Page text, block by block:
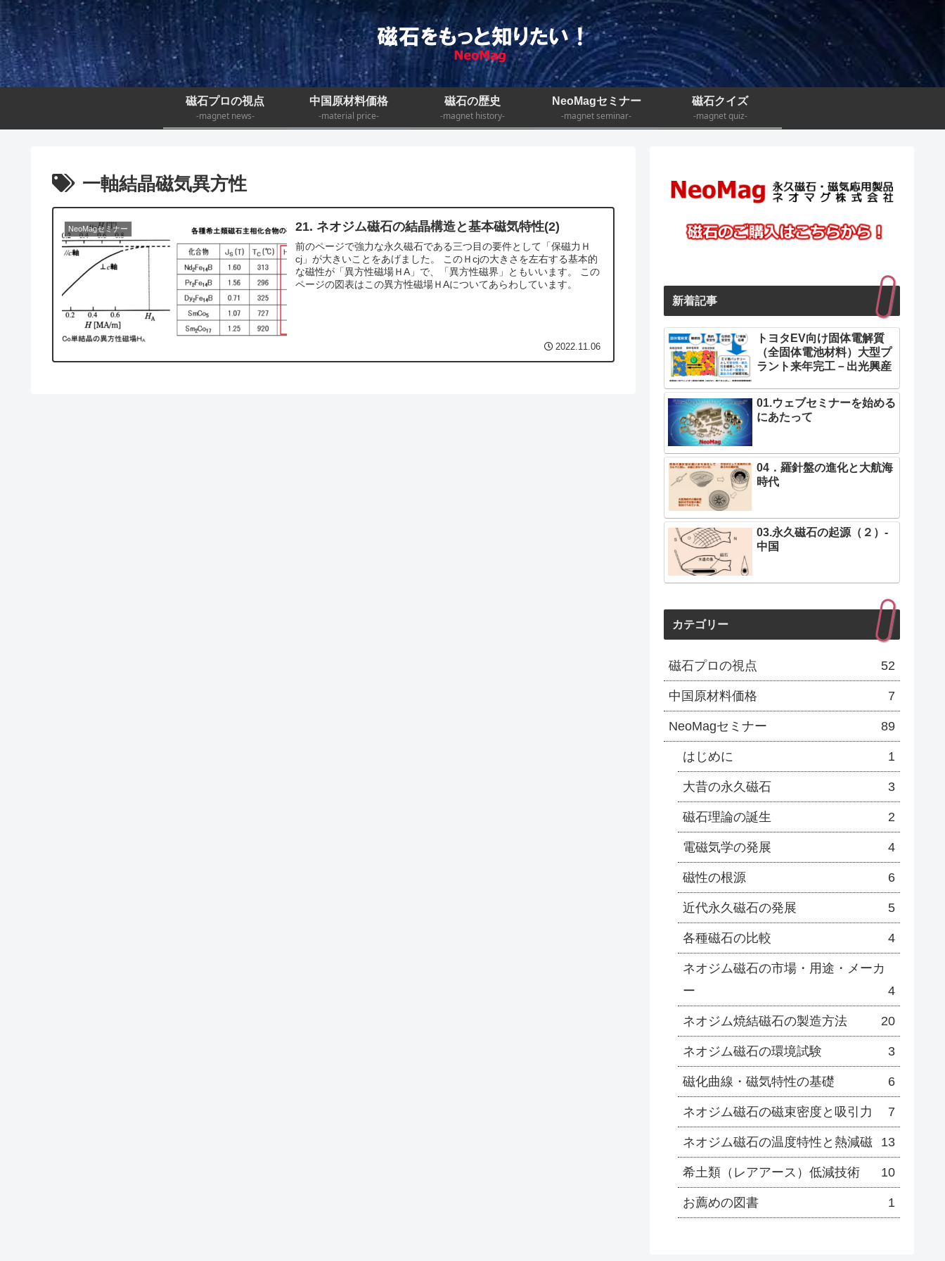
磁石プロの視点
-magnet news-
中国原材料価格
-material price-
磁石の歴史
-magnet history-
NeoMagセミナー
-magnet seminar-
磁石クイズ
-magnet quiz-
一軸結晶磁気異方性
NeoMagセミナー 21. ネオジム磁石の結晶構造と基本磁気特性(2)
前のページで強力な永久磁石である三つ目の要件として「保磁力Ｈ
cj」が大きいことをあげました。 このＨcjの大きさを左右する基本的
な磁性が「異方性磁場ＨA」で、「異方性磁界」ともいいます。 この
ページの図表はこの異方性磁場ＨAについてあらわしています。
2022.11.06
新着記事
トヨタEV向け固体電解質
（全固体電池材料）大型プ
ラント来年完工－出光興産
01.ウェブセミナーを始める
にあたって
04．羅針盤の進化と大航海
時代
03.永久磁石の起源（２）-
中国
カテゴリー
磁石プロの視点 52
中国原材料価格 7
NeoMagセミナー 89
はじめに 1
大昔の永久磁石 3
磁石理論の誕生 2
電磁気学の発展 4
磁性の根源 6
近代永久磁石の発展 5
各種磁石の比較 4
ネオジム磁石の市場・用途・メーカ
ー
4
ネオジム焼結磁石の製造方法 20
ネオジム磁石の環境試験 3
磁化曲線・磁気特性の基礎 6
ネオジム磁石の磁束密度と吸引力 7
ネオジム磁石の温度特性と熱減磁 13
希土類（レアアース）低減技術 10
お薦めの図書 1